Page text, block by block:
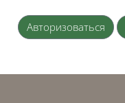
Авторизоваться